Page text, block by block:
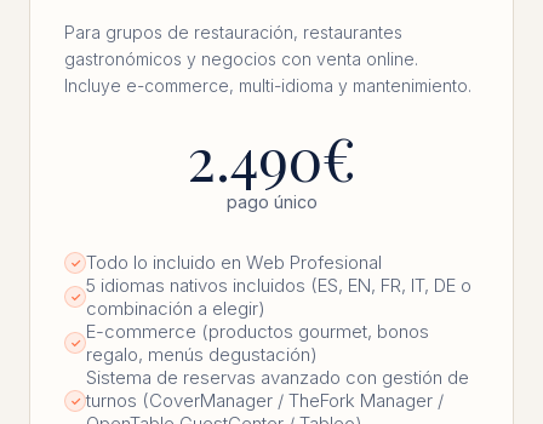
Para grupos de restauración, restaurantes
gastronómicos y negocios con venta online.
Incluye e-commerce, multi-idioma y mantenimiento.
2.490€
pago único
✓ Todo lo incluido en Web Profesional
✓ 5 idiomas nativos incluidos (ES, EN, FR, IT, DE o
combinación a elegir)
✓ E-commerce (productos gourmet, bonos
regalo, menús degustación)
✓
Sistema de reservas avanzado con gestión de
turnos (CoverManager / TheFork Manager /